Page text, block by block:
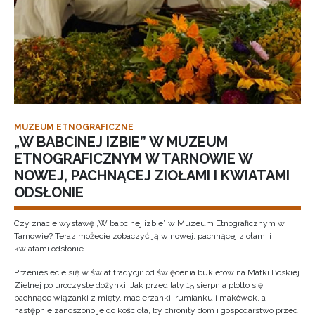
MUZEUM ETNOGRAFICZNE
„W BABCINEJ IZBIE” W MUZEUM
ETNOGRAFICZNYM W TARNOWIE W
NOWEJ, PACHNĄCEJ ZIOŁAMI I KWIATAMI
ODSŁONIE
Czy znacie wystawę „W babcinej izbie” w Muzeum Etnograficznym w
Tarnowie? Teraz możecie zobaczyć ją w nowej, pachnącej ziołami i
kwiatami odsłonie.
Przeniesiecie się w świat tradycji: od święcenia bukietów na Matki Boskiej
Zielnej po uroczyste dożynki. Jak przed laty 15 sierpnia plotło się
pachnące wiązanki z mięty, macierzanki, rumianku i makówek, a
następnie zanoszono je do kościoła, by chroniły dom i gospodarstwo przed